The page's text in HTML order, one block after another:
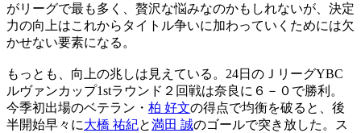
がリーグで最も多く、贅沢な悩みなのかもしれないが、決定
力の向上はこれからタイトル争いに加わっていくためには欠
かせない要素になる。
もっとも、向上の兆しは見えている。24日のＪリーグYBC
ルヴァンカップ1stラウンド２回戦は奈良に６－０で勝利。
今季初出場のベテラン・ 柏 好文の得点で均衡を破ると、後
半開始早々に大橋 祐紀と満田 誠のゴールで突き放した。ス